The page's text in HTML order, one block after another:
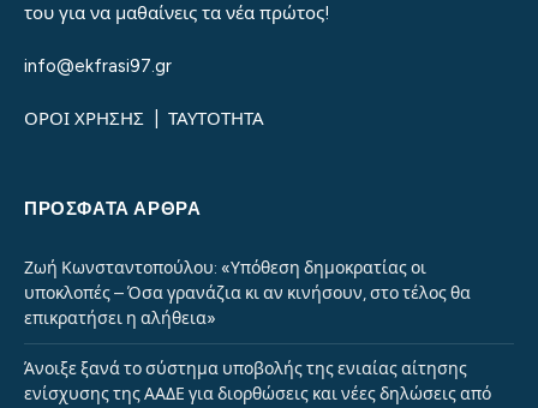
του για να μαθαίνεις τα νέα πρώτος!
info@ekfrasi97.gr
ΟΡΟΙ ΧΡΗΣΗΣ ΤΑΥΤΟΤΗΤΑ
ΠΡΌΣΦΑΤΑ ΆΡΘΡΑ
Ζωή Κωνσταντοπούλου: «Υπόθεση δημοκρατίας οι
υποκλοπές – Όσα γρανάζια κι αν κινήσουν, στο τέλος θα
επικρατήσει η αλήθεια»
Άνοιξε ξανά το σύστημα υποβολής της ενιαίας αίτησης
ενίσχυσης της ΑΑΔΕ για διορθώσεις και νέες δηλώσεις από